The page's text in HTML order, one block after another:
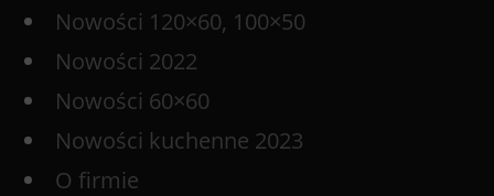
Nowości 120×60, 100×50
Nowości 2022
Nowości 60×60
Nowości kuchenne 2023
O firmie